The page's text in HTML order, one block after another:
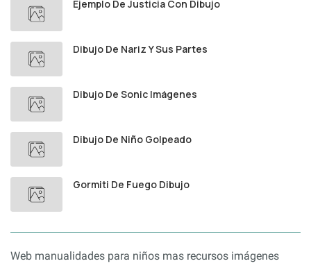
Ejemplo De Justicia Con Dibujo
Dibujo De Nariz Y Sus Partes
Dibujo De Sonic Imágenes
Dibujo De Niño Golpeado
Gormiti De Fuego Dibujo
Web manualidades para niños mas recursos imágenes